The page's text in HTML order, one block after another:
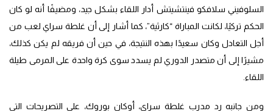
السلوفيني سلافكو فينتشيتش أدار اللقاء بشكل جيد، ومضيفًا أنه لو كان
الحكم تركيًا، لكانت المباراة “كارثية”، كما أشار إلى أن غلطة سراي لعب من
أجل التعادل وكان سعيدًا بهذه النتيجة، في حين أن فريقه لم يكن كذلك،
مشيرًا إلى أن متصدر الدوري لم يسدد سوى كرة واحدة على المرمى طيلة
اللقاء.
ومن جانبه رد مدرب غلطة سراي، أوكان بوروك، على التصريحات التي